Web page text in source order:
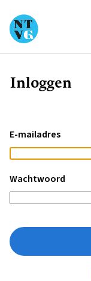
Kruimelpad
Inloggen
E-mailadres
Wachtwoord